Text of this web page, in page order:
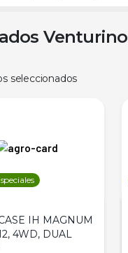
Venturino
seleccionados
IH MAGNUM
4WD, DUAL